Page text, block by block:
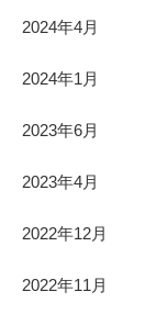
2024年4月
2024年1月
2023年6月
2023年4月
2022年12月
2022年11月